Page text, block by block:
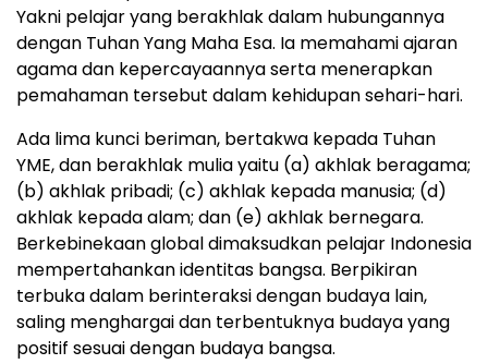
Yakni pelajar yang berakhlak dalam hubungannya
dengan Tuhan Yang Maha Esa. Ia memahami ajaran
agama dan kepercayaannya serta menerapkan
pemahaman tersebut dalam kehidupan sehari-hari.
Ada lima kunci beriman, bertakwa kepada Tuhan
YME, dan berakhlak mulia yaitu (a) akhlak beragama;
(b) akhlak pribadi; (c) akhlak kepada manusia; (d)
akhlak kepada alam; dan (e) akhlak bernegara.
Berkebinekaan global dimaksudkan pelajar Indonesia
mempertahankan identitas bangsa. Berpikiran
terbuka dalam berinteraksi dengan budaya lain,
saling menghargai dan terbentuknya budaya yang
positif sesuai dengan budaya bangsa.